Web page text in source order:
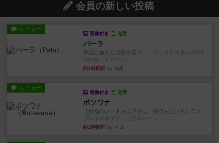
会員の新しい投稿
レビュー
画像付き 充実
パーラ
率直に遊んだ感想を言う！トリックテイキング(ﾄﾘ
ﾃ)のカードゲーム。 ...
約2時間前 by 鳴屋
レビュー
画像付き 充実
ボツワナ
【動物のレートを上下させ、得点を上げろ】二人
プレイのみです。（公式ルー...
約2時間前 by ネロ